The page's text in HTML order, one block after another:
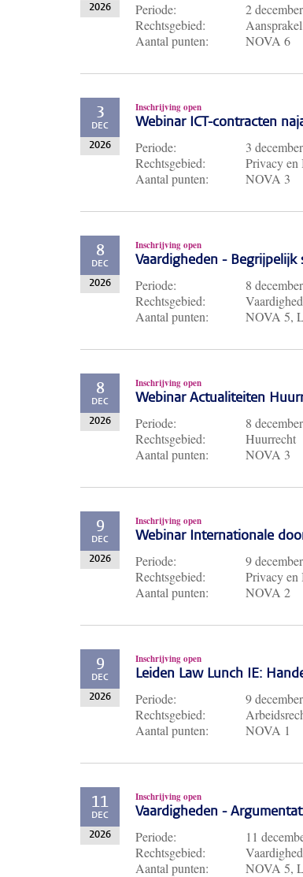
2026 Periode:
2
Rechtsgebied:
Aantal punten:
NOVA 6
3
DEC
2026
Inschrijving open
Webinar ICT-contracten
Periode:
3
Rechtsgebied:
Privacy en
Aantal punten:
NOVA 3
8
DEC
2026
Inschrijving open
Vaardigheden -
Periode:
8
Rechtsgebied:
Aantal punten:
NOVA 5,
8
DEC
2026
Inschrijving open
Webinar Actualiteiten
Periode:
8
Rechtsgebied:
Huurrecht
Aantal punten:
NOVA 3
9
DEC
2026
Inschrijving open
Webinar Internationale
Periode:
9
Rechtsgebied:
Privacy en
Aantal punten:
NOVA 2
9
DEC
2026
Inschrijving open
Leiden Law Lunch IE:
Periode:
9
Rechtsgebied:
Aantal punten:
NOVA 1
11
DEC
2026
Inschrijving open
Vaardigheden -
Periode:
11
Rechtsgebied:
Aantal punten:
NOVA 5,